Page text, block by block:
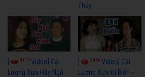
Thủy
4114Video] Cải
Lương Xưa Hãy Ngủ
3966Video] Cải
Lương Xưa Đi Biển -